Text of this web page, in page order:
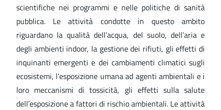
scientifiche nei programmi e nelle politiche di sanità
pubblica. Le attività condotte in questo ambito
riguardano la qualità dell’acqua, del suolo, dell’aria e
degli ambienti indoor, la gestione dei rifiuti, gli effetti di
inquinanti emergenti e dei cambiamenti climatici sugli
ecosistemi, l’esposizione umana ad agenti ambientali e i
loro meccanismi di tossicità, gli effetti sulla salute
dell’esposizione a fattori di rischio ambientali. Le attività